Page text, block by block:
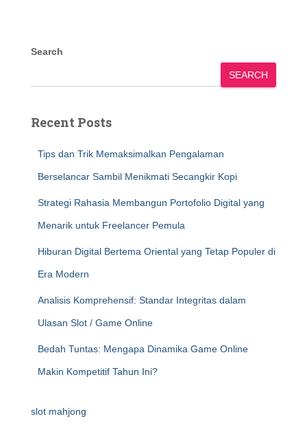
Search
SEARCH
Recent Posts
Tips dan Trik Memaksimalkan Pengalaman
Berselancar Sambil Menikmati Secangkir Kopi
Strategi Rahasia Membangun Portofolio Digital yang
Menarik untuk Freelancer Pemula
Hiburan Digital Bertema Oriental yang Tetap Populer di
Era Modern
Analisis Komprehensif: Standar Integritas dalam
Ulasan Slot / Game Online
Bedah Tuntas: Mengapa Dinamika Game Online
Makin Kompetitif Tahun Ini?
slot mahjong